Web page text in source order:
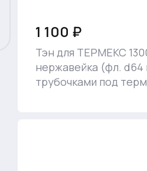
1 100 ₽
Тэн для ТЕРМЕКС
нержавейка (фл. d64
трубочками под